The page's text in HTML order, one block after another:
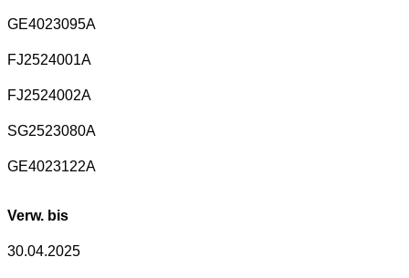
GE4023095A
FJ2524001A
FJ2524002A
SG2523080A
GE4023122A
Verw. bis
30.04.2025